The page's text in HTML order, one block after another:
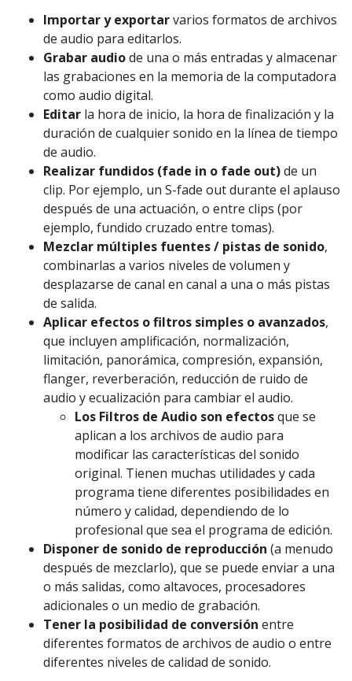
Importar y exportarvarios formatos de archivos
de audio para editarlos.
Grabar audiode una o más entradas y almacenar
las grabaciones en la memoria de la computadora
como audio digital.
Editar la hora de inicio, la hora de finalización y la
duración de cualquier sonido en la línea de tiempo
de audio.
Realizar fundidos (fade in o fade out)de un
clip. Por ejemplo, un S-fade out durante el aplauso
después de una actuación, o entre clips (por
ejemplo, fundido cruzado entre tomas).
Mezclar múltiples fuentes / pistas de sonido,
combinarlas a varios niveles de volumen y
desplazarse de canal en canal a una o más pistas
de salida.
Aplicar efectos o filtros simples o avanzados,
que incluyen amplificación, normalización,
limitación, panorámica, compresión, expansión,
flanger, reverberación, reducción de ruido de
audio y ecualización para cambiar el audio.
Los Filtros de Audio son efectosque se
aplican a los archivos de audio para
modificar las características del sonido
original. Tienen muchas utilidades y cada
programa tiene diferentes posibilidades en
número y calidad, dependiendo de lo
profesional que sea el programa de edición.
Disponer de sonido de reproducción (a menudo
después de mezclarlo), que se puede enviar a una
o más salidas, como altavoces, procesadores
adicionales o un medio de grabación.
Tener la posibilidad de conversión entre
diferentes formatos de archivos de audio o entre
diferentes niveles de calidad de sonido.